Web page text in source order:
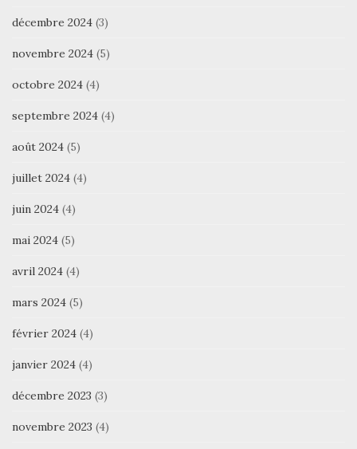
décembre 2024 (3)
novembre 2024 (5)
octobre 2024 (4)
septembre 2024 (4)
août 2024 (5)
juillet 2024 (4)
juin 2024 (4)
mai 2024 (5)
avril 2024 (4)
mars 2024 (5)
février 2024 (4)
janvier 2024 (4)
décembre 2023 (3)
novembre 2023 (4)